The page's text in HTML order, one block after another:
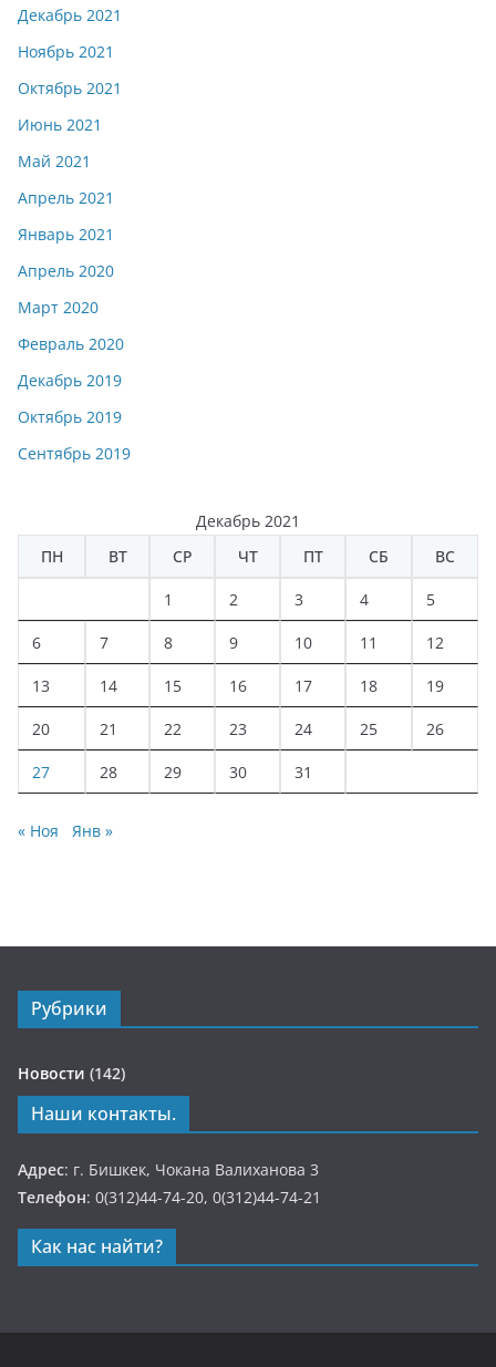
Декабрь 2021
Ноябрь 2021
Октябрь 2021
Июнь 2021
Май 2021
Апрель 2021
Январь 2021
Апрель 2020
Март 2020
Февраль 2020
Декабрь 2019
Октябрь 2019
Сентябрь 2019
Декабрь 2021
ПН
ВТ СР ЧТ ПТ СБ ВС
1 2 3 4 5
6 7 8 9 10 11 12
13 14 15 16 17 18 19
20 21 22 23 24 25 26
27 28 29 30 31
« Ноя Янв »
Рубрики
Новости (142)
Наши контакты.
Адрес: г. Бишкек, Чокана Валиханова 3
Телефон: 0(312)44-74-20, 0(312)44-74-21
Как нас найти?